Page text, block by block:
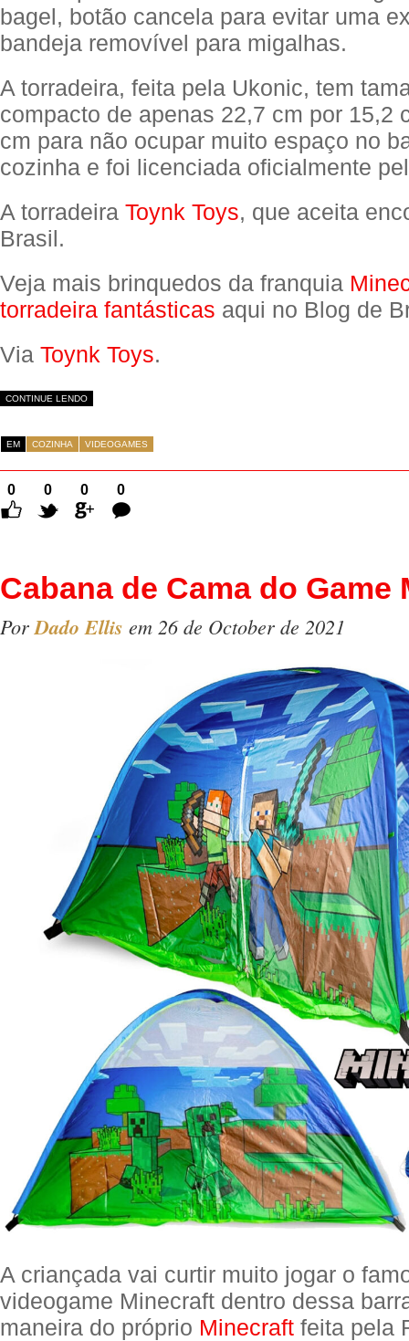
bagel, botão cancela para evitar uma
bandeja removível para migalhas.
A torradeira, feita pela Ukonic, tem
compacto de apenas 22,7 cm por 15,2
cm para não ocupar muito espaço no
cozinha e foi licenciada oficialmente
A torradeira Toynk Toys, que aceita
Brasil.
Veja mais brinquedos da franquia
torradeira fantásticas aqui no Blog de
Via Toynk Toys.
CONTINUE LENDO
EM COZINHA VIDEOGAMES
0 0 0
0
Comentários
Cabana de Cama do Game
PorDado Ellis em 26 de October de 2021
A criançada vai curtir muito jogar o
videogame Minecraft dentro dessa
maneira do próprio Minecraft feita pela